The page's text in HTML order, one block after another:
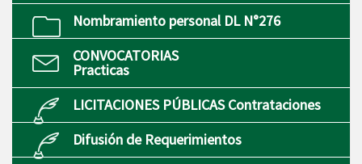
Nombramiento personal DL N°276
CONVOCATORIAS
Practicas
LICITACIONES PÚBLICAS Contrataciones
Difusión de Requerimientos